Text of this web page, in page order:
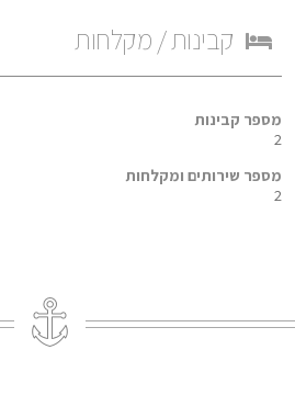
קבינות / מקלחות
מספר קבינות
2
מספר שירותים ומקלחות
2